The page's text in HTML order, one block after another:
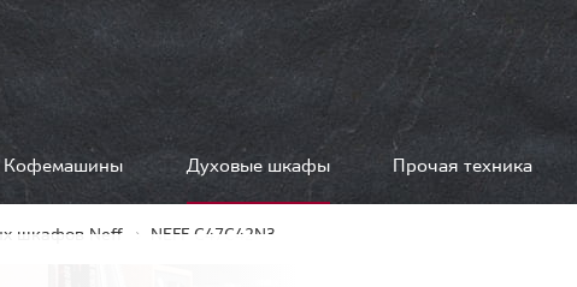
Кофемашины Духовые шкафы Прочая техника
шкафов Neff NEFF C47C42N3